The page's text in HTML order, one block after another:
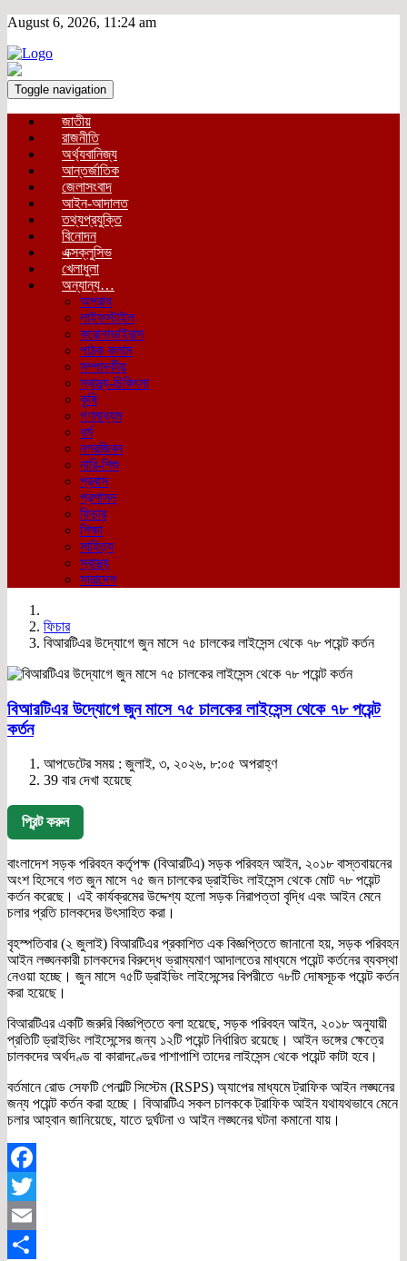
August 6, 2026, 11:24 am
Toggle navigation
জাতীয়
রাজনীতি
অর্থ্যবানিজ্য
আন্তর্জাতিক
জেলাসংবাদ
আইন-আদালত
তথ্যপ্রযুক্তি
বিনোদন
এক্সক্লুসিভ
খেলাধুলা
অন্যান্য…
অপরাধ
লাইফস্টাইল
করোনাভাইরাস
পাঠক কলাম
সম্পাদকীয়
স্বাস্থ্য-চিকিৎসা
কৃষি
গণমাধ্যম
ধর্ম
নগরজিবন
নারি-শিশু
প্রবাস
প্রশাসন
ফিচার
শিক্ষা
সাহিত্য
স্বাস্থ্য
সারাদেশ
ফিচার
বিআরটিএর উদ্যোগে জুন মাসে ৭৫ চালকের লাইসেন্স থেকে ৭৮ পয়েন্ট কর্তন
বিআরটিএর উদ্যোগে জুন মাসে ৭৫ চালকের লাইসেন্স থেকে ৭৮ পয়েন্ট
কর্তন
আপডেটের সময় : জুলাই, ৩, ২০২৬, ৮:০৫ অপরাহ্ণ
39 বার দেখা হয়েছে
প্রিন্ট করুন
বাংলাদেশ সড়ক পরিবহন কর্তৃপক্ষ (বিআরটিএ) সড়ক পরিবহন আইন, ২০১৮ বাস্তবায়নের
অংশ হিসেবে গত জুন মাসে ৭৫ জন চালকের ড্রাইভিং লাইসেন্স থেকে মোট ৭৮ পয়েন্ট
কর্তন করেছে। এই কার্যক্রমের উদ্দেশ্য হলো সড়ক নিরাপত্তা বৃদ্ধি এবং আইন মেনে
চলার প্রতি চালকদের উৎসাহিত করা।
বৃহস্পতিবার (২ জুলাই) বিআরটিএর প্রকাশিত এক বিজ্ঞপ্তিতে জানানো হয়, সড়ক পরিবহন
আইন লঙ্ঘনকারী চালকদের বিরুদ্ধে ভ্রাম্যমাণ আদালতের মাধ্যমে পয়েন্ট কর্তনের ব্যবস্থা
নেওয়া হচ্ছে। জুন মাসে ৭৫টি ড্রাইভিং লাইসেন্সের বিপরীতে ৭৮টি দোষসূচক পয়েন্ট কর্তন
করা হয়েছে।
বিআরটিএর একটি জরুরি বিজ্ঞপ্তিতে বলা হয়েছে, সড়ক পরিবহন আইন, ২০১৮ অনুযায়ী
প্রতিটি ড্রাইভিং লাইসেন্সের জন্য ১২টি পয়েন্ট নির্ধারিত রয়েছে। আইন ভঙ্গের ক্ষেত্রে
চালকদের অর্থদণ্ড বা কারাদণ্ডের পাশাপাশি তাদের লাইসেন্স থেকে পয়েন্ট কাটা হবে।
বর্তমানে রোড সেফটি পেনাল্টি সিস্টেম (RSPS) অ্যাপের মাধ্যমে ট্রাফিক আইন লঙ্ঘনের
জন্য পয়েন্ট কর্তন করা হচ্ছে। বিআরটিএ সকল চালককে ট্রাফিক আইন যথাযথভাবে মেনে
চলার আহ্বান জানিয়েছে, যাতে দুর্ঘটনা ও আইন লঙ্ঘনের ঘটনা কমানো যায়।
Facebook
Twitter
Email